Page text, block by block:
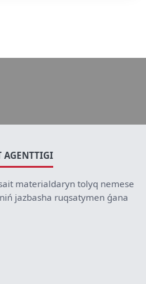
AGENTTIGI
materialdaryn tolyq nemese
jazbasha ruqsatymen ǵana